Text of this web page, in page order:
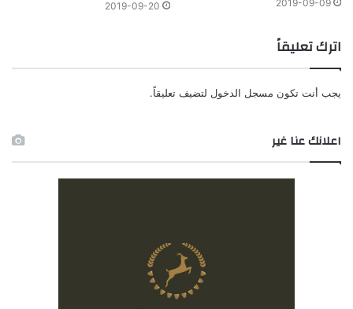
2019-09-09
2019-09-20
اترك تعليقاً
يجب أنت تكون مسجل الدخول لتضيف تعليقاً.
اعلانك عنا غير